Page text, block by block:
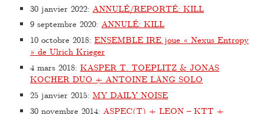
30 janvier 2022: ANNULÉ/REPORTÉ: KILL
9 septembre 2020:ANNULÉ: KILL
10 octobre 2018:ENSEMBLE IRE joue « Nexus Entropy
» de Ulrich Krieger
4 mars 2018:KASPER T. TOEPLITZ & JONAS
KOCHER DUO + ANTOINE LÄNG SOLO
25 janvier 2015:MY DAILY NOISE
30 novembre 2014: ASPEC(T) + LEON – KTT +